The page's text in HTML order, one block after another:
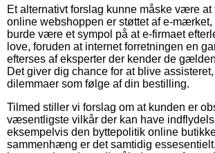
Et alternativt forslag kunne måske være at
online webshoppen er støttet af e-mærket,
burde være et sympol på at e-firmaet
love, foruden at internet forretningen en
efterses af eksperter der kender de
Det giver dig chance for at blive
dilemmaer som følge af din bestilling.
Tilmed stiller vi forslag om at kunden er
væsentligste vilkår der kan have
eksempelvis den byttepolitik online
sammenhæng er det samtidig